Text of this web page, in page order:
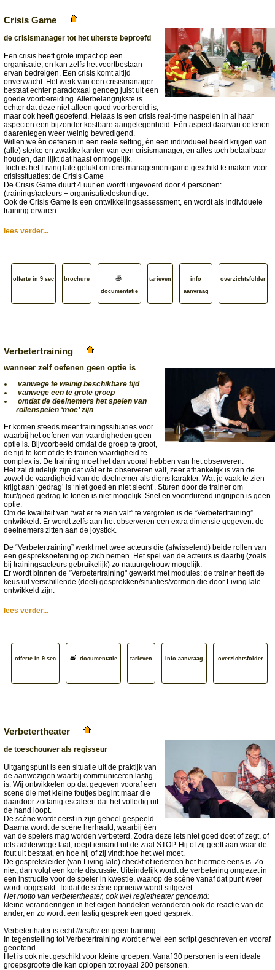
Crisis Game
de crisismanager tot het uiterste beproefd
Een crisis heeft grote impact op een
organisatie, en kan zelfs het voortbestaan
ervan bedreigen. Een crisis komt altijd
onverwacht. Het werk van een crisismanager
bestaat echter paradoxaal genoeg juist uit een
goede voorbereiding. Allerbelangrijkste is
echter dat deze niet alleen goed voorbereid is,
maar ook heeft geoefend. Helaas is een crisis real-time naspelen in al haar
aspecten een bijzonder kostbare aangelegenheid. Eén aspect daarvan oefenen
daarentegen weer weinig bevredigend.
Willen we èn oefenen in een reële setting, èn een individueel beeld krijgen van
(alle) sterke en zwakke kanten van een crisismanager, en alles toch betaalbaar
houden, dan lijkt dat haast onmogelijk.
Toch is het LivingTale gelukt om ons managementgame geschikt te maken voor
crisissituaties: de Crisis Game
De Crisis Game duurt 4 uur en wordt uitgevoerd door 4 personen:
(trainings)acteurs + organisatiedeskundige.
Ook de Crisis Game is een ontwikkelingsassessment, en wordt als individuele
training ervaren.
lees verder...
offerte in 9 sec
brochure
documentatie
tarieven
info
aanvraag
overzichtsfolder
Verbetertraining
wanneer zelf oefenen geen optie is
vanwege te weinig beschikbare tijd
vanwege een te grote groep
omdat de deelnemers het spelen van
rollenspelen ‘moe’ zijn
Er komen steeds meer trainingssituaties voor
waarbij het oefenen van vaardigheden geen
optie is. Bijvoorbeeld omdat de groep te groot,
de tijd te kort of de te trainen vaardigheid te
complex is. De training moet het dan vooral hebben van het observeren.
Het zal duidelijk zijn dat wàt er te observeren valt, zeer afhankelijk is van de
zowel de vaardigheid van de deelnemer als diens karakter. Wat je vaak te zien
krijgt aan ‘gedrag’ is ‘niet goed en niet slecht’. Sturen door de trainer om
fout/goed gedrag te tonen is niet mogelijk. Snel en voortdurend ingrijpen is geen
optie.
Om de kwaliteit van “wat er te zien valt” te vergroten is de “Verbetertraining”
ontwikkeld. Er wordt zelfs aan het observeren een extra dimensie gegeven: de
deelnemers zitten aan de joystick.
De “Verbetertraining” werkt met twee acteurs die (afwisselend) beide rollen van
een gespreksoefening op zich nemen. Het spel van de acteurs is daarbij (zoals
bij trainingsacteurs gebruikelijk) zo natuurgetrouw mogelijk.
Er wordt binnen de "Verbetertraining" gewerkt met modules: de trainer heeft de
keus uit verschillende (deel) gesprekken/situaties/vormen die door LivingTale
ontwikkeld zijn.
lees verder...
offerte in 9 sec documentatie tarieven info aanvraag overzichtsfolder
Verbetertheater
de toeschouwer als regisseur
Uitgangspunt is een situatie uit de praktijk van
de aanwezigen waarbij communiceren lastig
is. Wij ontwikkelen op dat gegeven vooraf een
scene die met kleine foutjes begint maar die
daardoor zodanig escaleert dat het volledig uit
de hand loopt.
De scène wordt eerst in zijn geheel gespeeld.
Daarna wordt de scène herhaald, waarbij één
van de spelers mag worden verbeterd. Zodra deze iets niet goed doet of zegt, of
iets achterwege laat, roept iemand uit de zaal STOP. Hij of zij geeft aan waar de
fout uit bestaat, en hoe hij of zij vindt hoe het wel moet.
De gespreksleider (van LivingTale) checkt of iedereen het hiermee eens is. Zo
niet, dan volgt een korte discussie. Uiteindelijk wordt de verbetering omgezet in
een instructie voor de speler in kwestie, waarop de scène vanaf dat punt weer
wordt opgepakt. Totdat de scène opnieuw wordt stilgezet.
Het motto van verbetertheater, ook wel regietheater genoemd:
kleine veranderingen in het eigen handelen veranderen ook de reactie van de
ander, en zo wordt een lastig gesprek een goed gesprek.
Verbeterthater is echttheateren geen training.
In tegenstelling tot Verbetertraining wordt er wel een script geschreven en vooraf
geoefend.
Het is ook niet geschikt voor kleine groepen. Vanaf 30 personen is een ideale
groepsgrootte die kan oplopen tot royaal 200 personen.